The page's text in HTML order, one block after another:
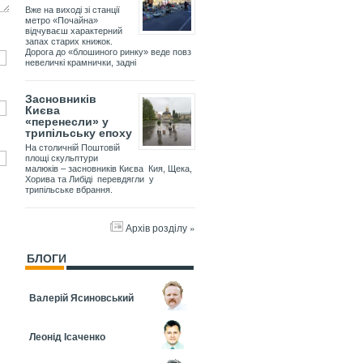
Вже на виході зі станції
метро «Почайна»
відчуваєш характерний
запах старих книжок.
Дорога до «блошиного ринку» веде повз
невеличкі крамнички, задні
Засновників
Києва
«перенесли» у
трипільську епоху
На столичній Поштовій
площі скульптури
малюків – засновників Києва Кия, Щека,
Хорива та Либіді перевдягли у
трипільське вбрання.
Архів розділу »
БЛОГИ
Валерій Ясиновський
Леонід Ісаченко